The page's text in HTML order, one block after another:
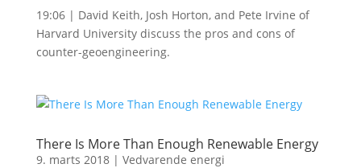
19:06 | David Keith, Josh Horton, and Pete Irvine of
Harvard University discuss the pros and cons of
counter-geoengineering.
There Is More Than Enough Renewable Energy
9. marts 2018| Vedvarende energi